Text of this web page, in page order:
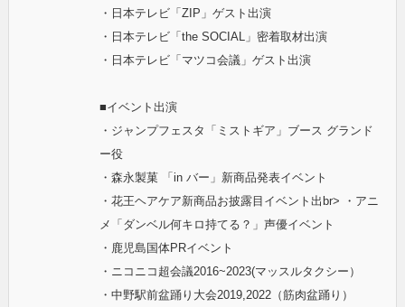
・日本テレビ「ZIP」ゲスト出演
・日本テレビ「the SOCIAL」密着取材出演
・日本テレビ「マツコ会議」ゲスト出演
■イベント出演
・ジャンプフェスタ「ミストギア」ブース グランド
ー役
・森永製菓 「in バー」新商品発表イベント
・花王ヘアケア新商品お披露目イベント出br> ・アニ
メ「ダンベル何キロ持てる？」声優イベント
・鹿児島国体PRイベント
・ニコニコ超会議2016~2023(マッスルタクシー）
・中野駅前盆踊り大会2019,2022（筋肉盆踊り）